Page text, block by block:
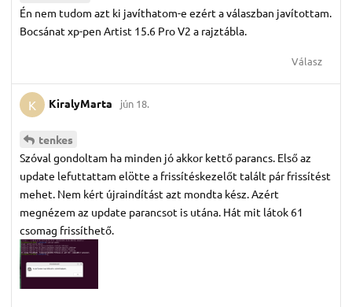
Én nem tudom azt ki javíthatom-e ezért a válaszban javítottam.
Bocsánat xp-pen Artist 15.6 Pro V2 a rajztábla.
Válasz
K KiralyMarta jún 18.
tenkes
Szóval gondoltam ha minden jó akkor kettő parancs. Első az
update lefuttattam elötte a frissítéskezelőt talált pár frissítést
mehet. Nem kért újraindítást azt mondta kész. Azért
megnézem az update parancsot is utána. Hát mit látok 61
csomag frissíthető.